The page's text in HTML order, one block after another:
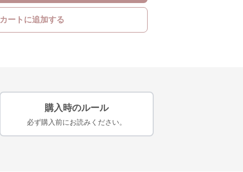
カートに追加する
購入時のルール
必ず購入前にお読みください。